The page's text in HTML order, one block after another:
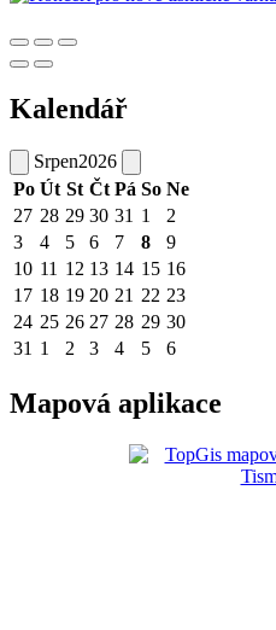
Kalendář
Srpen2026
Po Út St Čt Pá So Ne
27 28 29 30 31 1
2
3
4 5 6 7 8
9
10 11 12 13 14 15 16
17 18 19 20 21 22 23
24 25 26 27 28 29 30
31 1 2 3 4 5 6
Mapová aplikace